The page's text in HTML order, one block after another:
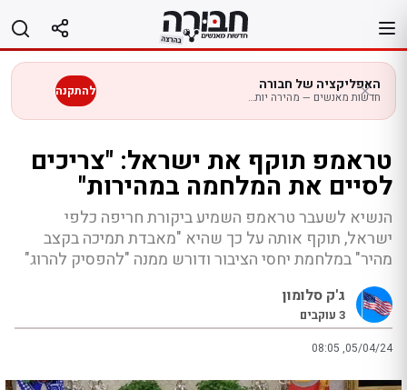
לתוכן
האפליקציה של חבורה
חדשות מאנשים — מהירה יותר בנייד להתקנה
טראמפ תוקף את ישראל: "צריכים
לסיים את המלחמה במהירות"
הנשיא לשעבר טראמפ השמיע ביקורת חריפה כלפי
ישראל, תוקף אותה על כך שהיא "מאבדת תמיכה בקצב
מהיר" במלחמת יחסי הציבור ודורש ממנה "להפסיק להרוג"
ג'ק סלומון
3 עוקבים
08:05 ,05/04/24